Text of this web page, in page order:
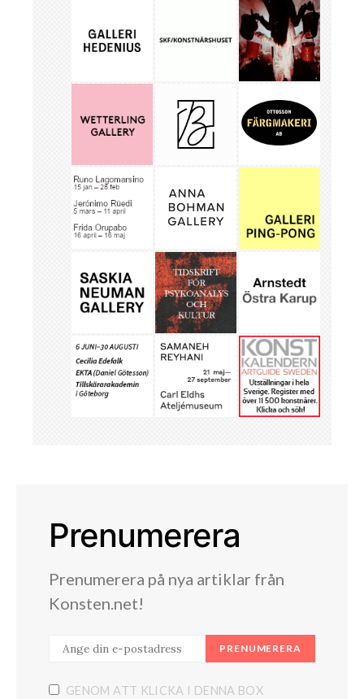
Prenumerera
Prenumerera på nya artiklar från
Konsten.net!
PRENUMERERA
GENOM ATT KLICKA I DENNA BOX